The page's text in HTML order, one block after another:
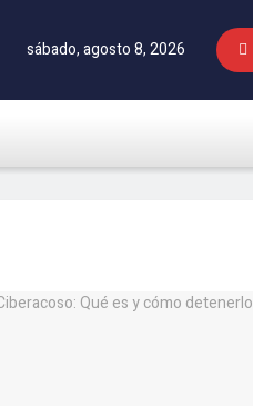
sábado, agosto 8, 2026